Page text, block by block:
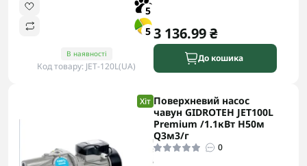
5
5
В наявності
Код товару: JET-120L(UA)
3 136.99 ₴
До кошика
Хіт Поверхневий насос
чавун GIDROTEH JET100L
Premium /1.1кВт H50м
Q3м3/г
0